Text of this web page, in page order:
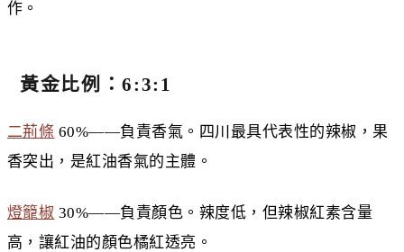
作。
黃金比例：6:3:1
二荊條 60%——負責香氣。四川最具代表性的辣椒，果
香突出，是紅油香氣的主體。
燈籠椒 30%——負責顏色。辣度低，但辣椒紅素含量
高，讓紅油的顏色橘紅透亮。